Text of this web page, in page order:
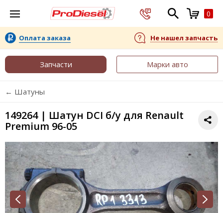
0
Оплата заказа Не нашел запчасть
Запчасти Марки авто
← Шатуны
149264 | Шатун DCI б/у для Renault
Premium 96-05